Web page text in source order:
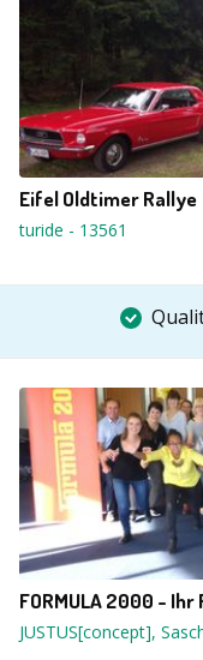
Eifel Oldtimer Rallye
turide - 13561
FORMULA 2000 -
JUSTUS[concept],